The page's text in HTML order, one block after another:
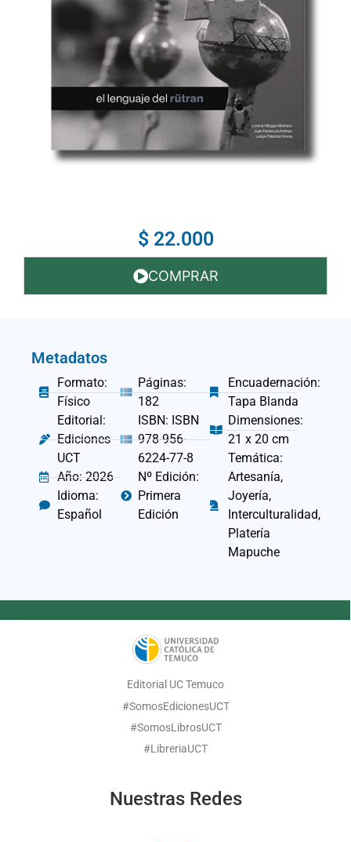
$ 22.000
COMPRAR
Metadatos
Formato:
Físico
Editorial:
Ediciones
UCT
Año: 2026
Idioma:
Español
Páginas:
182
ISBN: ISBN
978-956-
6224-77-8
Nº Edición:
Primera
Edición
Encuadernación:
Tapa Blanda
Dimensiones:
21 x 20 cm
Temática:
Artesanía,
Joyería,
Interculturalidad,
Platería
Mapuche
Editorial UC Temuco
#SomosEdicionesUCT
#SomosLibrosUCT
#LibreriaUCT
Nuestras Redes